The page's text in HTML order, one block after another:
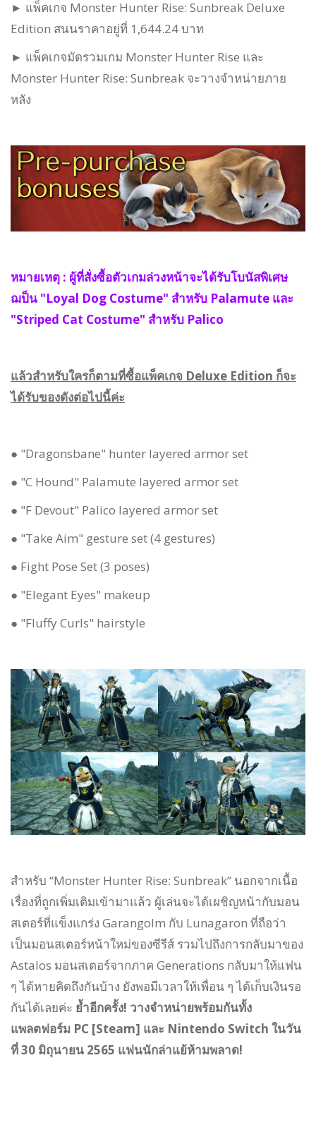
► แพ็คเกจ Monster Hunter Rise: Sunbreak Deluxe
Edition สนนราคาอยู่ที่ 1,644.24 บาท
► แพ็คเกจมัดรวมเกม Monster Hunter Rise และ
Monster Hunter Rise: Sunbreak จะวางจำหน่ายภาย
หลัง
หมายเหตุ : ผู้ที่สั่งซื้อตัวเกมล่วงหน้าจะได้รับโบนัสพิเศษ
ฌป็น "Loyal Dog Costume" สำหรับ Palamute และ
"Striped Cat Costume" สำหรับ Palico
แล้วสำหรับใครก็ตามที่ซื้อแพ็คเกจ Deluxe Edition ก็จะ
ได้รับของดังต่อไปนี้ค่ะ
● "Dragonsbane" hunter layered armor set
● "C Hound" Palamute layered armor set
● "F Devout" Palico layered armor set
● "Take Aim" gesture set (4 gestures)
● Fight Pose Set (3 poses)
● "Elegant Eyes" makeup
● "Fluffy Curls" hairstyle
สำหรับ “Monster Hunter Rise: Sunbreak” นอกจากเนื้อ
เรื่องที่ถูกเพิ่มเติมเข้ามาแล้ว ผู้เล่นจะได้เผชิญหน้ากับมอน
สเตอร์ที่แข็งแกร่ง Garangolm กับ Lunagaron ที่ถือว่า
เป็นมอนสเตอร์หน้าใหม่ของซีรีส์ รวมไปถึงการกลับมาของ
Astalos มอนสเตอร์จากภาค Generations กลับมาให้แฟน
ๆ ได้หายคิดถึงกันบ้าง ยังพอมีเวลาให้เพื่อน ๆ ได้เก็บเงินรอ
กันได้เลยค่ะ ย้ำอีกครั้ง! วางจำหน่ายพร้อมกันทั้ง
แพลตฟอร์ม PC [Steam] และ Nintendo Switch ในวัน
ที่ 30 มิถุนายน 2565 แฟนนักล่าแย้ห้ามพลาด!